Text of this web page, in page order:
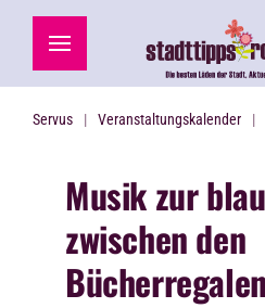
Zum Hauptinhalt springen
Servus Veranstaltungskalender
Musik zur
zwischen den
Bücherregalen